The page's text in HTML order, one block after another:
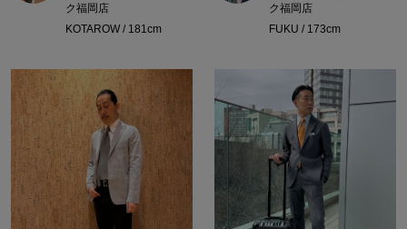
ク福岡店
KOTAROW / 181cm
ク福岡店
FUKU / 173cm